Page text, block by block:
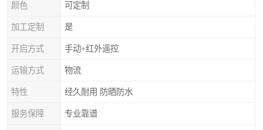
颜色 可定制
加工定制 是
开启方式 手动+红外遥控
运输方式 物流
特性 经久耐用 防晒防水
服务保障 专业靠谱